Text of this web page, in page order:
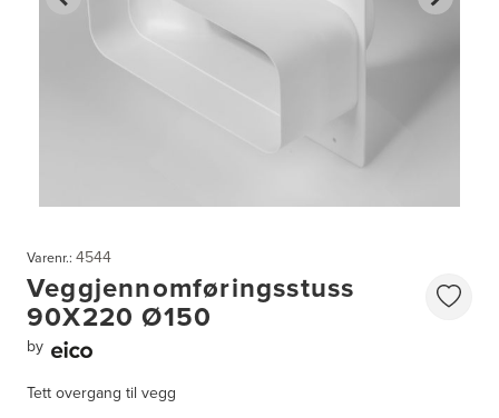
Varenr.: 4544
Veggjennomføringsstuss
90X220 Ø150
by
Tett overgang til vegg